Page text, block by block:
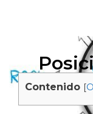
Contenido [